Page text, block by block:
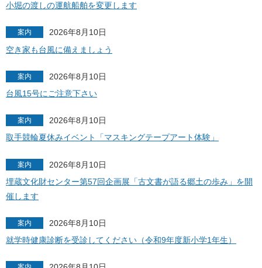
小堀の渡しの運航船舶を変更します
案内
2026年8月10日
空き家も台風に備えましょう
案内
2026年8月10日
台風15号にご注意下さい
案内
2026年8月10日
取手競輪夏休みイベント「マスキングテープアート体験」
案内
2026年8月10日
埋蔵文化財センター第57回企画展「古文書が語る郷土の歩み」を開
催します
案内
2026年8月10日
就学時健康診断を受診してください（令和9年度新小学1年生）